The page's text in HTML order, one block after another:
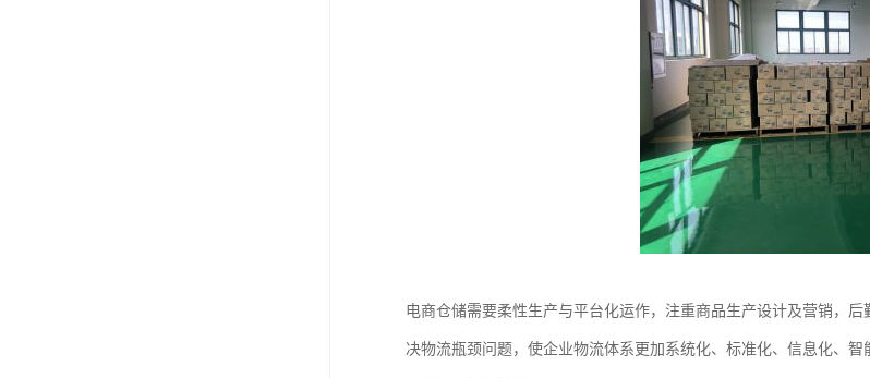
电商仓储需要柔性生产与平台化运作，注重商品生产设计及营销，
决物流瓶颈问题，使企业物流体系更加系统化、标准化、信息化、